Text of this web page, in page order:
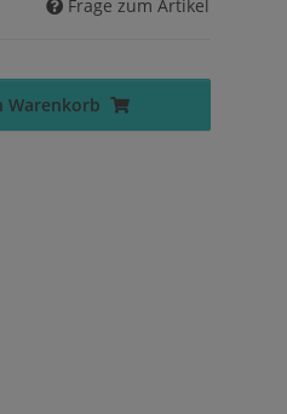
Frage zum Artikel
Warenkorb